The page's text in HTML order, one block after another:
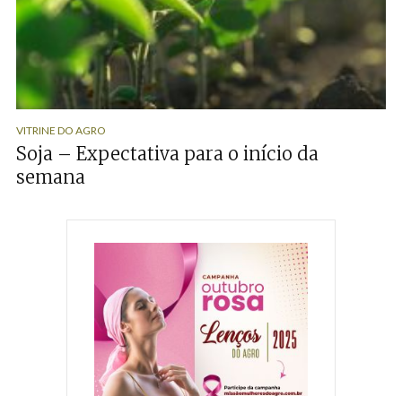
VITRINE DO AGRO
Soja – Expectativa para o início da
semana